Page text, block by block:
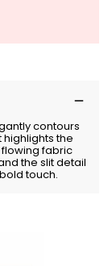
contours
the
fabric
the slit detail
touch.